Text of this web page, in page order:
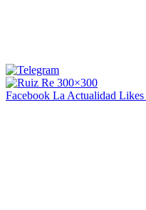
Facebook La Actualidad Likes